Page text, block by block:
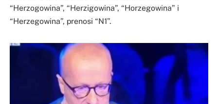
“Herzogowina”, “Herzigowina”, “Horzegowina” i
“Herzegowina”, prenosi “N1”.